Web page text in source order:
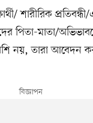
শারীরিক
পিতা-মাতা/
নয়, তারা আবেদন